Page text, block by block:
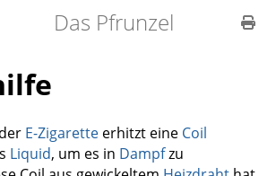
Das Pfrunzel
der E-Zigarette erhitzt eine Coil
Liquid, um es in Dampfzu